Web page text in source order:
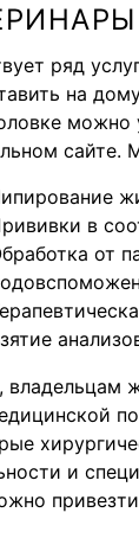
ряд
на
можно
сайте.
в
от
владельцам
и